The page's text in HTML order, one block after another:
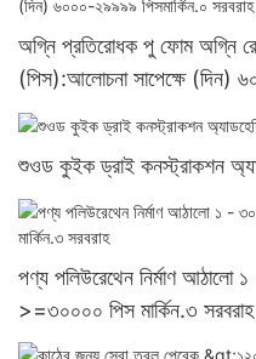
অগ্নি প্রতিরোধক পু ফোম অগ্নি
(পিস):আলোচনা সাপেক্ষে (দিন)
শুওড কুইক ড্রাই কনস্ট্রাকশন
পণ্য পলিউরেথেন নির্মাণ
>=৩০০০০ পিস মার্কিন.৩ সরবরাহ